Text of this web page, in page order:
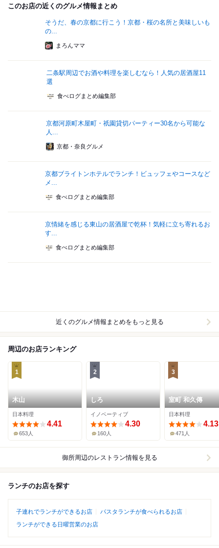
このお店の近くのグルメ情報まとめ
そうだ、春の京都に行こう！京都・桜の名所と美味しいも
の...
まろんママ
二条駅周辺でお酒や料理を楽しむなら！人気の居酒屋11
選
食べログまとめ編集部
京都河原町木屋町・祇園貸切パーティー30名から可能な
人...
京都・奈良グルメ
京都ブライトンホテルでランチ！ビュッフェやコースなど
メ...
食べログまとめ編集部
京情緒を感じる東山の居酒屋で乾杯！気軽に立ち寄れるお
す...
食べログまとめ編集部
近くのグルメ情報まとめをもっと見る
周辺のお店ランキング
1
木山
日本料理
4.41
653人
2
しろ
イノベーティブ
4.30
160人
3
室町 和久傳
日本料理
4.13
471人
御所周辺のレストラン情報を見る
ランチのお店を探す
子連れでランチができるお店
パスタランチが食べられるお店
ランチができる日曜営業のお店